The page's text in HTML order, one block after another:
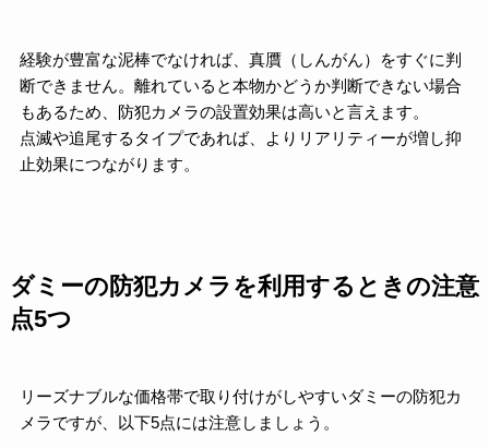
経験が豊富な泥棒でなければ、真贋（しんがん）をすぐに判
断できません。離れていると本物かどうか判断できない場合
もあるため、防犯カメラの設置効果は高いと言えます。
点滅や追尾するタイプであれば、よりリアリティーが増し抑
止効果につながります。
ダミーの防犯カメラを利用するときの注意
点5つ
リーズナブルな価格帯で取り付けがしやすいダミーの防犯カ
メラですが、以下5点には注意しましょう。